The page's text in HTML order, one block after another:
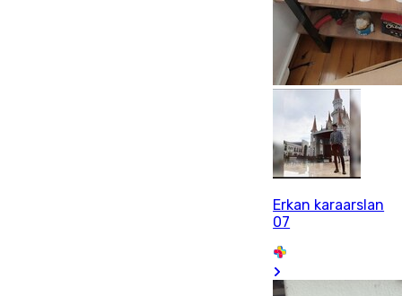
Erkan karaarslan
07